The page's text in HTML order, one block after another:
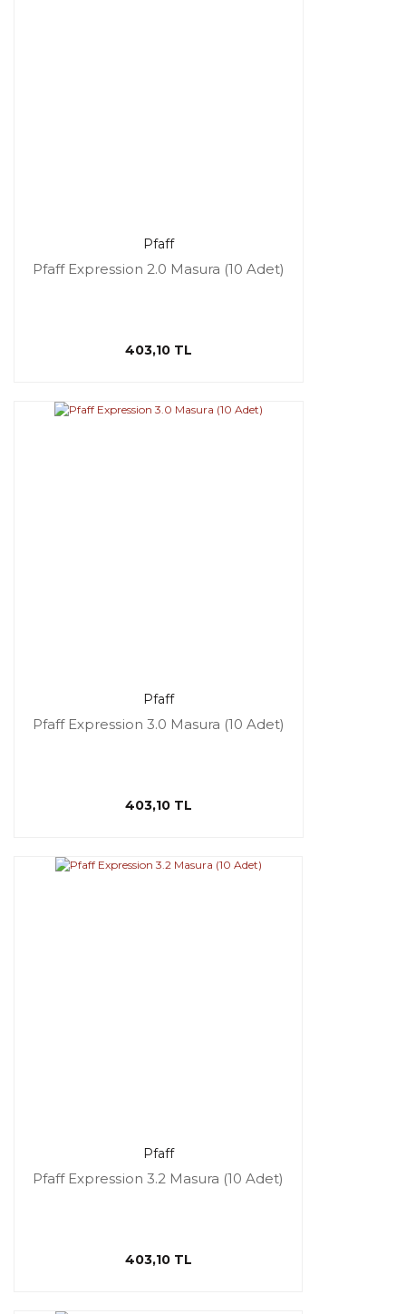
Pfaff
Pfaff Expression 2.0 Masura (10 Adet)
403,10 TL
Pfaff
Pfaff Expression 3.0 Masura (10 Adet)
403,10 TL
Pfaff
Pfaff Expression 3.2 Masura (10 Adet)
403,10 TL